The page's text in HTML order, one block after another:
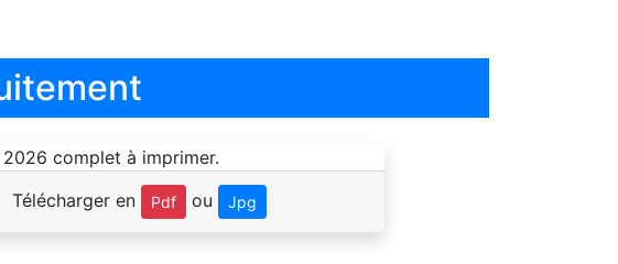
Télécharger en Pdf ou Jpg